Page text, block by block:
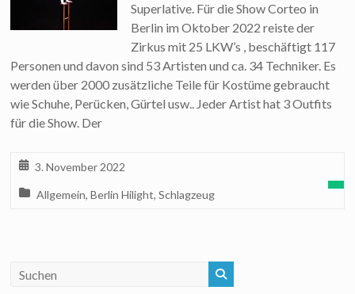
Superlative. Für die Show Corteo in
Berlin im Oktober 2022 reiste der
Zirkus mit 25 LKW’s , beschäftigt 117
Personen und davon sind 53 Artisten und ca. 34 Techniker. Es
werden über 2000 zusätzliche Teile für Kostüme gebraucht
wie Schuhe, Perücken, Gürtel usw.. Jeder Artist hat 3 Outfits
für die Show. Der
3. November 2022
Allgemein,Berlin Hilight,Schlagzeug